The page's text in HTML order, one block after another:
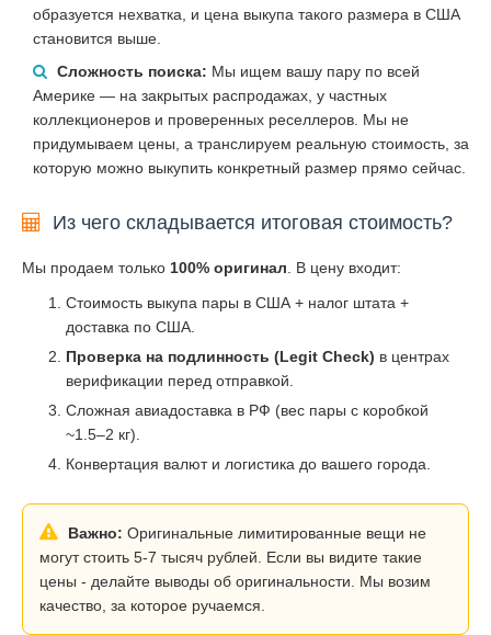
образуется нехватка, и цена выкупа такого размера в США
становится выше.
Сложность поиска: Мы ищем вашу пару по всей
Америке — на закрытых распродажах, у частных
коллекционеров и проверенных реселлеров. Мы не
придумываем цены, а транслируем реальную стоимость, за
которую можно выкупить конкретный размер прямо сейчас.
Из чего складывается итоговая стоимость?
Мы продаем только 100% оригинал . В цену входит:
Стоимость выкупа пары в США + налог штата +
доставка по США.
Проверка на подлинность (Legit Check) в центрах
верификации перед отправкой.
Сложная авиадоставка в РФ (вес пары с коробкой
~1.5–2 кг).
Конвертация валют и логистика до вашего города.
Важно: Оригинальные лимитированные вещи не
могут стоить 5-7 тысяч рублей. Если вы видите такие
цены - делайте выводы об оригинальности. Мы возим
качество, за которое ручаемся.